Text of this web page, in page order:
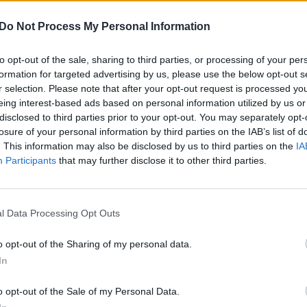
Do Not Process My Personal Information
opt-out of the sale, sharing to third parties, or processing of your
for targeted advertising by us, please use the below opt-out
selection. Please note that after your opt-out request is processed
interest-based ads based on personal information utilized by us
to third parties prior to your opt-out. You may separately
of your personal information by third parties on the IAB’s list of
This information may also be disclosed by us to third parties on the
Participants that may further disclose it to other third parties.
Data Processing Opt Outs
opt-out of the Sharing of my personal data.
opt-out of the Sale of my Personal Data.
Daugiau nuotraukų (1)
iškviesti į Juodkrantę – prie Raganų
telefono numeriu 112 gautas
laukiniam gyvūnui.
kuris nusileidęs prie Kuršių
pats užlipti ant krantinės.